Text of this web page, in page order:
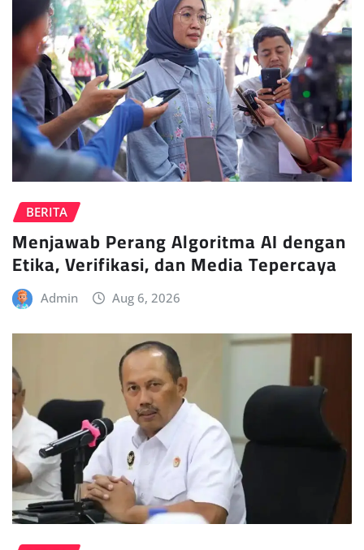
BERITA
Menjawab Perang Algoritma AI dengan
Etika, Verifikasi, dan Media Tepercaya
Admin Aug 6, 2026